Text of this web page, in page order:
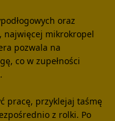
oraz
najwięcej mikrokropel
pozwala na
co w zupełności
pracę, przyklejaj taśmę
z rolki. Po